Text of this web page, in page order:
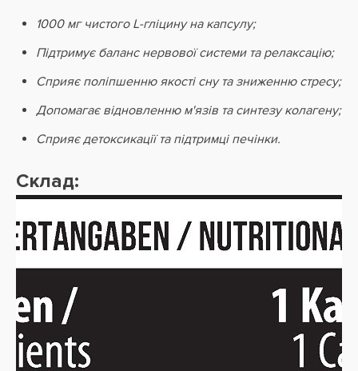
1000 мг чистого L-гліцину на капсулу;
Підтримує баланс нервової системи та релаксацію;
Сприяє поліпшенню якості сну та зниженню стресу;
Допомагає відновленню м'язів та синтезу колагену;
Сприяє детоксикації та підтримці печінки.
Склад: